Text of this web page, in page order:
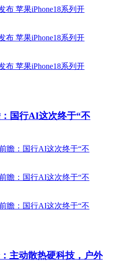
国行AI这次终于“不
主动散热硬科技，户外